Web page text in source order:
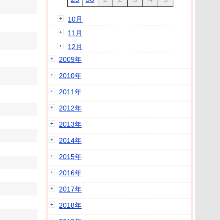
10月
11月
12月
2009年
2010年
2011年
2012年
2013年
2014年
2015年
2016年
2017年
2018年